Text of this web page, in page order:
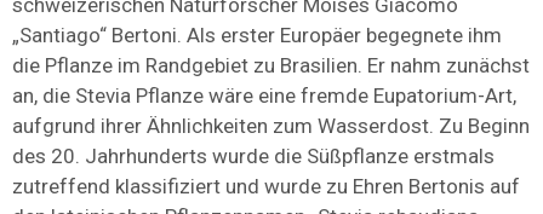
schweizerischen Naturforscher Moisés Giacomo
„Santiago“ Bertoni. Als erster Europäer begegnete ihm
die Pflanze im Randgebiet zu Brasilien. Er nahm zunächst
an, die Stevia Pflanze wäre eine fremde Eupatorium-Art,
aufgrund ihrer Ähnlichkeiten zum Wasserdost. Zu Beginn
des 20. Jahrhunderts wurde die Süßpflanze erstmals
zutreffend klassifiziert und wurde zu Ehren Bertonis auf